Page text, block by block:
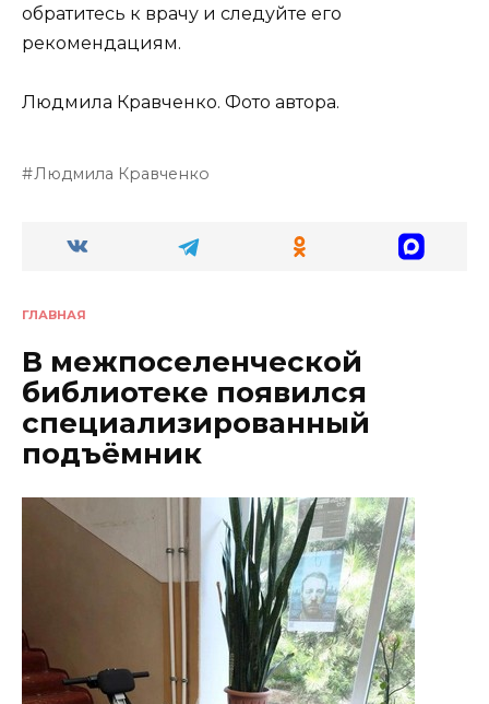
обратитесь к врачу и следуйте его
рекомендациям.
Людмила Кравченко. Фото автора.
Людмила Кравченко
ГЛАВНАЯ
В межпоселенческой
библиотеке появился
специализированный
подъёмник